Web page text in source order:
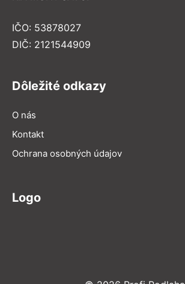
IČO: 53878027
DIČ: 2121544909
Dôležité odkazy
O nás
Kontakt
Ochrana osobných údajov
Logo